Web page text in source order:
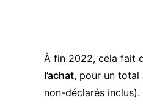
À fin 2022, cela fait
l’achat, pour un total
non-déclarés inclus).